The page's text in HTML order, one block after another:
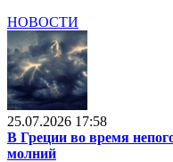
НОВОСТИ
25.07.2026 17:58
В Греции во время
молний